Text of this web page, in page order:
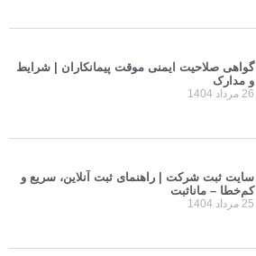
گواهی صلاحیت ایمنی موقت پیمانکاران | شرایط
و مدارک
26 مرداد 1404
سایت ثبت شرکت | راهنمای ثبت آنلاین، سریع و
کم‌خطا – مانا‌ثبت
25 مرداد 1404